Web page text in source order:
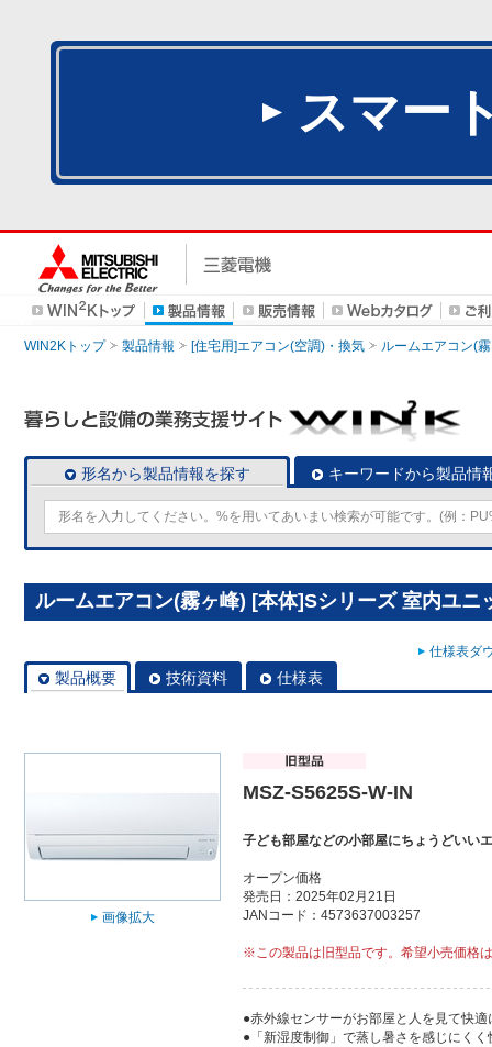
スマー
WIN2Kトップ 製品情報 [住宅用]エアコン(空調)・換気 ルームエアコン(
形名から製品情報を探す キーワードから製品情
ルームエアコン(霧ヶ峰) [本体]Sシリーズ 室内ユニ
仕様表ダ
製品概要 技術資料 仕様表
画像拡大
MSZ-S5625S-W-IN
子ども部屋などの小部屋にちょうどいい
オープン価格
発売日：2025年02月21日
JANコード：4573637003257
※この製品は旧型品です。希望小売価格
●赤外線センサーがお部屋と人を見て快適
●「新湿度制御」で蒸し暑さを感じにくく